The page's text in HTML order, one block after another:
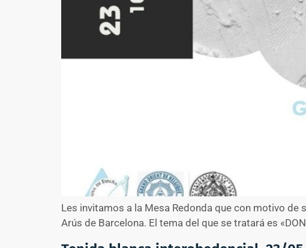
Les invitamos a la Mesa Redonda que con motivo de
Arús de Barcelona. El tema del que se tratará es